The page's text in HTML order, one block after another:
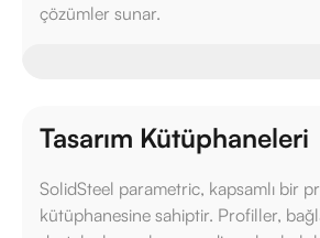
çözümler sunar.
Tasarım Kütüphaneleri
SolidSteel parametric, kapsamlı bir
kütüphanesine sahiptir. Profiller,